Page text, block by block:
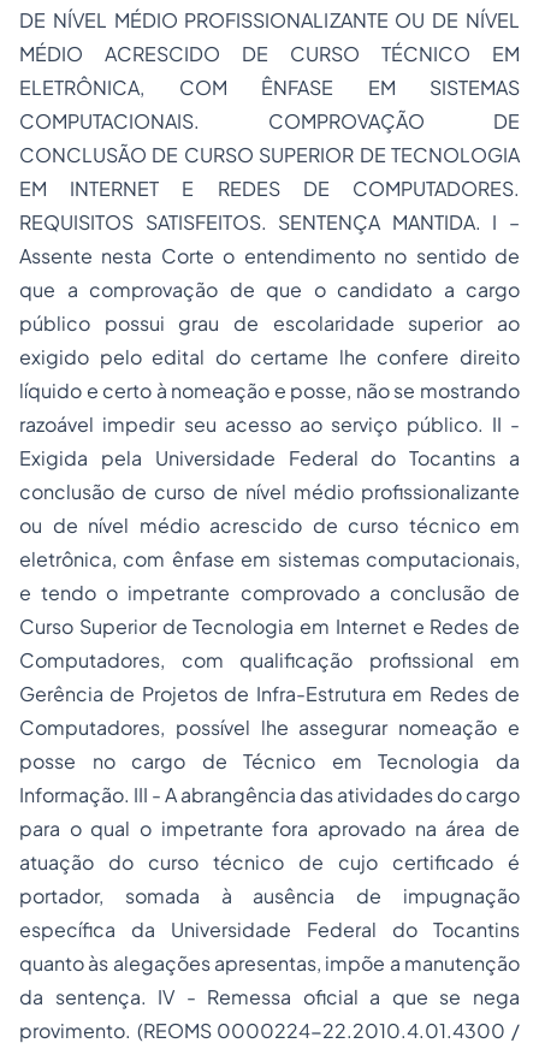
DE NÍVEL MÉDIO PROFISSIONALIZANTE OU DE NÍVEL
MÉDIO ACRESCIDO DE CURSO TÉCNICO EM
ELETRÔNICA, COM ÊNFASE EM SISTEMAS
COMPUTACIONAIS. COMPROVAÇÃO DE
CONCLUSÃO DE CURSO SUPERIOR DE TECNOLOGIA
EM INTERNET E REDES DE COMPUTADORES.
REQUISITOS SATISFEITOS. SENTENÇA MANTIDA. I –
Assente nesta Corte o entendimento no sentido de
que a comprovação de que o candidato a cargo
público possui grau de escolaridade superior ao
exigido pelo edital do certame lhe confere direito
líquido e certo à nomeação e posse, não se mostrando
razoável impedir seu acesso ao serviço público. II -
Exigida pela Universidade Federal do Tocantins a
conclusão de curso de nível médio profissionalizante
ou de nível médio acrescido de curso técnico em
eletrônica, com ênfase em sistemas computacionais,
e tendo o impetrante comprovado a conclusão de
Curso Superior de Tecnologia em Internet e Redes de
Computadores, com qualificação profissional em
Gerência de Projetos de Infra-Estrutura em Redes de
Computadores, possível lhe assegurar nomeação e
posse no cargo de Técnico em Tecnologia da
Informação. III - A abrangência das atividades do cargo
para o qual o impetrante fora aprovado na área de
atuação do curso técnico de cujo certificado é
portador, somada à ausência de impugnação
específica da Universidade Federal do Tocantins
quanto às alegações apresentas, impõe a manutenção
da sentença. IV - Remessa oficial a que se nega
provimento. (REOMS 0000224-22.2010.4.01.4300 /